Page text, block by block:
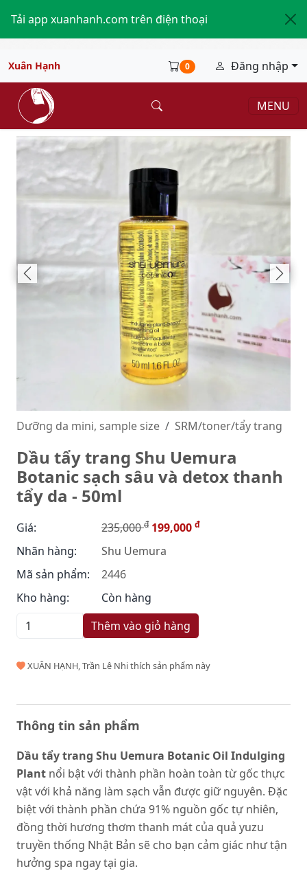
Tải app xuanhanh.com trên điện thoại
Xuân Hạnh 0 Đăng nhập
MENU
Dưỡng da mini, sample size SRM/toner/tẩy trang
Dầu tẩy trang Shu Uemura
Botanic sạch sâu và detox thanh
tẩy da - 50ml
Giá: 235,000đ 199,000 đ
Nhãn hàng:
Shu Uemura
Mã sản phẩm:
2446
Kho hàng:
Còn hàng
Thêm vào giỏ hàng
XUÂN HẠNH, Trần Lê Nhi thích sản phẩm này
Thông tin sản phẩm
Dầu tẩy trang Shu Uemura Botanic Oil Indulging
Plant nổi bật với thành phần hoàn toàn từ gốc thực
vật với khả năng làm sạch vẫn được giữ nguyên. Đặc
biệt với thành phần chứa 91% nguồn gốc tự nhiên,
đồng thời hương thơm thanh mát của quả yuzu
truyền thống Nhật Bản sẽ cho bạn cảm giác như tận
hưởng spa ngay tại gia.